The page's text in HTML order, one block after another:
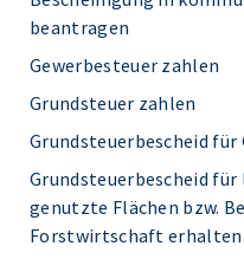
beantragen
Gewerbesteuer zahlen
Grundsteuer zahlen
Grundsteuerbescheid
Grundsteuerbescheid
genutzte Flächen bzw.
Forstwirtschaft erhalten